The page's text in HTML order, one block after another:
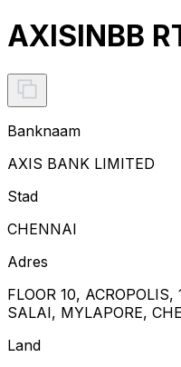
AXISINBB
Banknaam
AXIS BANK LIMITED
Stad
CHENNAI
Adres
FLOOR 10,
SALAI, MYLAPORE,
Land